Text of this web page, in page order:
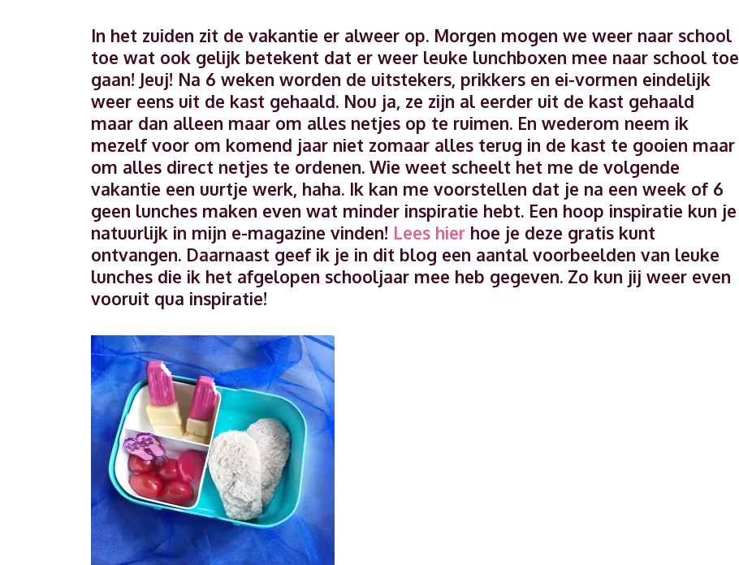
In het zuiden zit de vakantie er alweer op. Morgen mogen we weer naar school
toe wat ook gelijk betekent dat er weer leuke lunchboxen mee naar school toe
gaan! Jeuj! Na 6 weken worden de uitstekers, prikkers en ei-vormen eindelijk
weer eens uit de kast gehaald. Nou ja, ze zijn al eerder uit de kast gehaald
maar dan alleen maar om alles netjes op te ruimen. En wederom neem ik
mezelf voor om komend jaar niet zomaar alles terug in de kast te gooien maar
om alles direct netjes te ordenen. Wie weet scheelt het me de volgende
vakantie een uurtje werk, haha. Ik kan me voorstellen dat je na een week of 6
geen lunches maken even wat minder inspiratie hebt. Een hoop inspiratie kun je
natuurlijk in mijn e-magazine vinden! Lees hier hoe je deze gratis kunt
ontvangen. Daarnaast geef ik je in dit blog een aantal voorbeelden van leuke
lunches die ik het afgelopen schooljaar mee heb gegeven. Zo kun jij weer even
vooruit qua inspiratie!